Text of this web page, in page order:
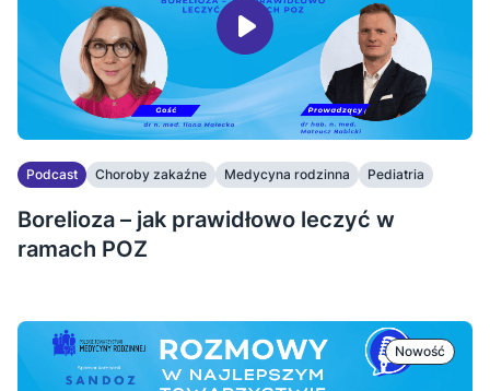
Podcast Choroby zakaźne Medycyna rodzinna Pediatria
Borelioza – jak prawidłowo leczyć w
ramach POZ
Nowość